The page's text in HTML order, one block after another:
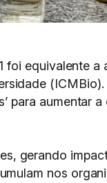
foi equivalente a
(ICMBio).
para aumentar
gerando
nos